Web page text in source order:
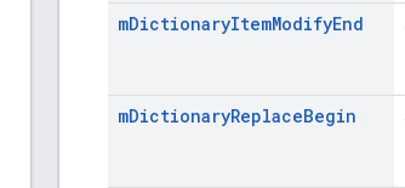
mDictionaryItemModifyEnd
mDictionaryReplaceBegin